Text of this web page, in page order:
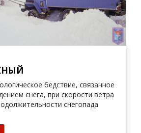
бедствие, связанное
снега, при скорости ветра
снегопада